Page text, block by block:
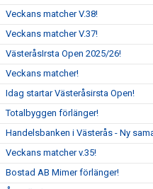
Veckans matcher V.38!
Veckans matcher V.37!
VästeråsIrsta Open 2025/26!
Veckans matcher!
Idag startar Västeråsirsta Open!
Totalbyggen förlänger!
Handelsbanken i Västerås - Ny
Veckans matcher v.35!
Bostad AB Mimer förlänger!